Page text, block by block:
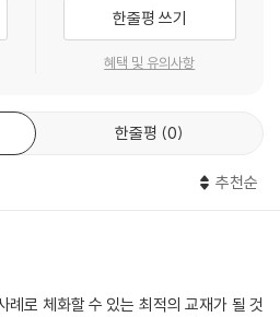
답안을 통해 답안 작성 시 주요 쟁점별
내용을 정확하게 파악할 수 있습니다.
“사례연습” 문제 수록!
분석하여 엄선한 “사례연습” 문제를
대비할 수 있습니다.
으로 구성한 모범답안을 통해 사례형 답
정사만의 추가 학습 자료 (해커스행정
한줄평 쓰기
혜택 및 유의사항
한줄평 0
추천순
례로 체화할 수 있는 최적의 교재가 될 것